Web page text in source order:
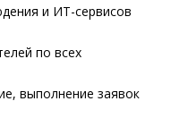
и ИТ-сервисов
по всех
выполнение заявок